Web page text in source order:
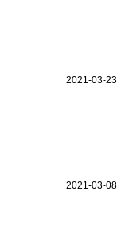
2021-03-23
2021-03-08